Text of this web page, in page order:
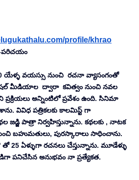
profile/khrao
-పరిచయం
యేళ్ళ వయస్సు నుంచి  రచనా వ్యాసంగంతో
మీడియాల  ద్వారా  కవిత్వం నుంచి నవల
ప్రక్రియలు అన్నింటిలో ప్రవేశం ఉంది. సినిమా
వివిధ పత్రికలకు కాలమిస్ట్ గా
జడ్జి పాత్రా నిర్వహిస్తున్నాను. కథలకు , నాటక
బహుమతులు, పురస్కారాలు సాధించాను.
25 ఏళ్ళుగా రచనలు చేస్తున్నాను. మూడేళ్ళు
పనిచేసిన అనుభవం నా ప్రత్యేకత.